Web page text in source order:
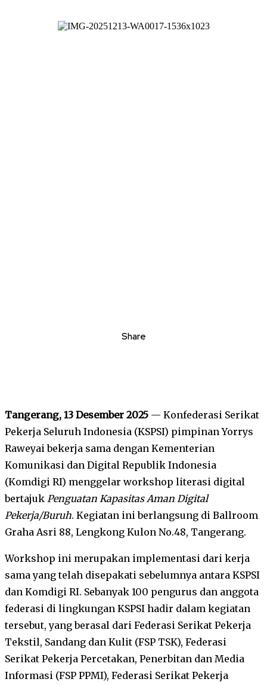
Share
Tangerang, 13 Desember 2025 — Konfederasi Serikat
Pekerja Seluruh Indonesia (KSPSI) pimpinan Yorrys
Raweyai bekerja sama dengan Kementerian
Komunikasi dan Digital Republik Indonesia
(Komdigi RI) menggelar workshop literasi digital
bertajuk Penguatan Kapasitas Aman Digital
Pekerja/Buruh. Kegiatan ini berlangsung di Ballroom
Graha Asri 88, Lengkong Kulon No.48, Tangerang.
Workshop ini merupakan implementasi dari kerja
sama yang telah disepakati sebelumnya antara KSPSI
dan Komdigi RI. Sebanyak 100 pengurus dan anggota
federasi di lingkungan KSPSI hadir dalam kegiatan
tersebut, yang berasal dari Federasi Serikat Pekerja
Tekstil, Sandang dan Kulit (FSP TSK), Federasi
Serikat Pekerja Percetakan, Penerbitan dan Media
Informasi (FSP PPMI), Federasi Serikat Pekerja